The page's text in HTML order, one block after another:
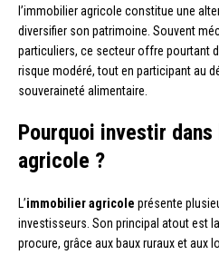
l’immobilier agricole constitue une
diversifier son patrimoine. Souvent
particuliers, ce secteur offre pourtant
risque modéré, tout en participant au
souveraineté alimentaire.
Pourquoi investir
agricole ?
L’immobilier agricole présente
investisseurs. Son principal atout est
procure, grâce aux baux ruraux et aux